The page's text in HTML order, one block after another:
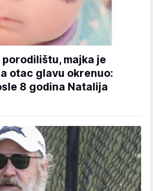
majka je
otac glavu okrenuo:
8 godina Natalija